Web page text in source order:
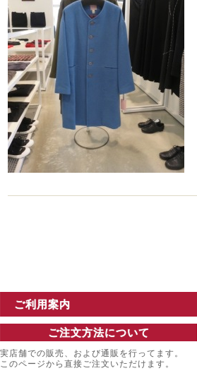
ご利用案内
ご注文方法について
実店舗での販売、および通販を行ってます。
このページから直接ご注文いただけます。